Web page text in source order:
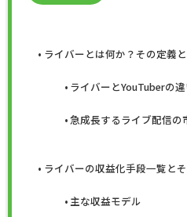
ライバーとは何か？その定義
ライバーとYouTuberの
急成長するライブ配信の
ライバーの収益化手段一覧と
主な収益モデル